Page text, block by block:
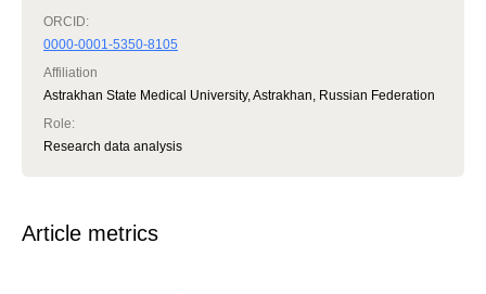
ORCID:
0000-0001-5350-8105
Affiliation
Astrakhan State Medical University, Astrakhan, Russian Federation
Role:
Research data analysis
Article metrics